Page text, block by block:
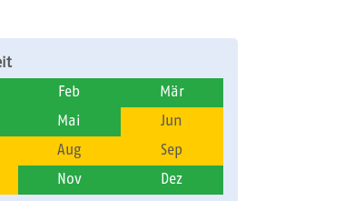
Feb
Mär
Mai
Jun
Aug
Sep
Nov Dez